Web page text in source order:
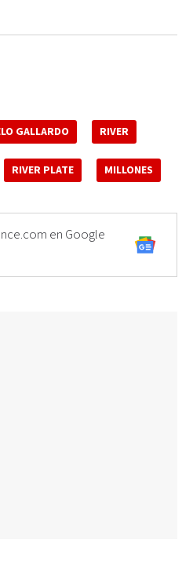
GALLARDO RIVER
RIVER PLATE MILLONES
en Google